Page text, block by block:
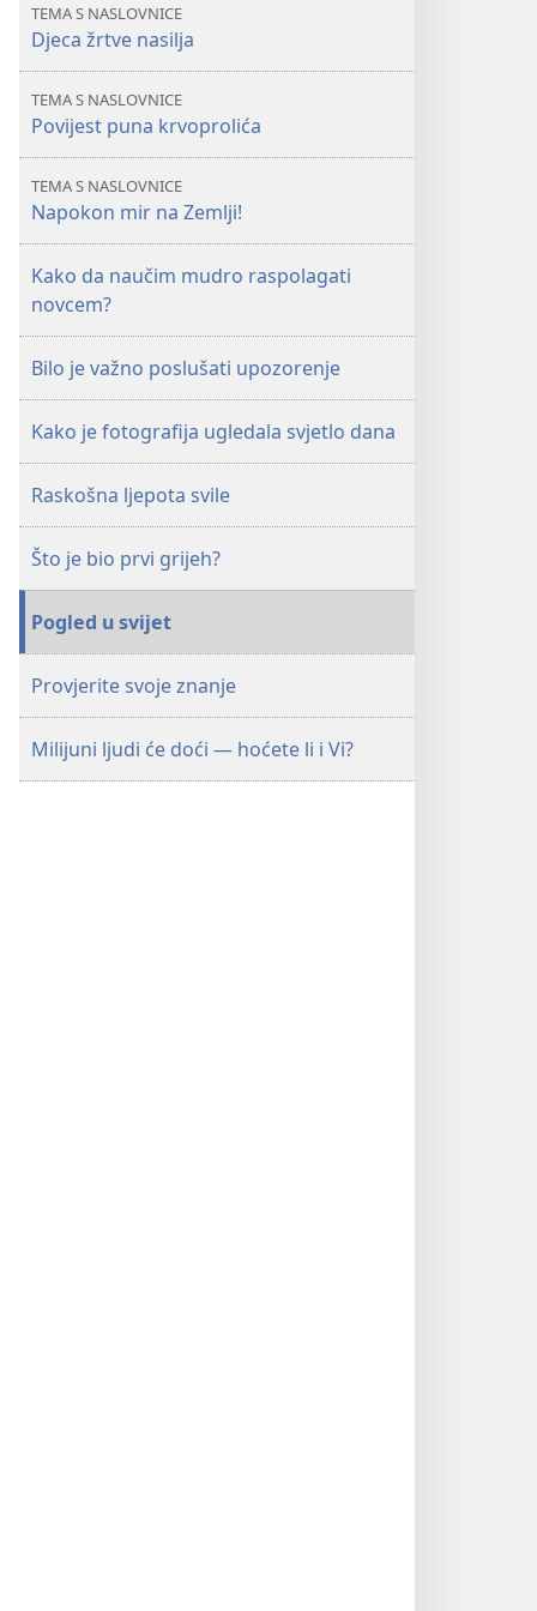
TEMA S NASLOVNICE
Djeca žrtve nasilja
TEMA S NASLOVNICE
Povijest puna krvoprolića
TEMA S NASLOVNICE
Napokon mir na Zemlji!
Kako da naučim mudro raspolagati
novcem?
Bilo je važno poslušati upozorenje
Kako je fotografija ugledala svjetlo dana
Raskošna ljepota svile
Što je bio prvi grijeh?
Pogled u svijet
Provjerite svoje znanje
Milijuni ljudi će doći — hoćete li i Vi?